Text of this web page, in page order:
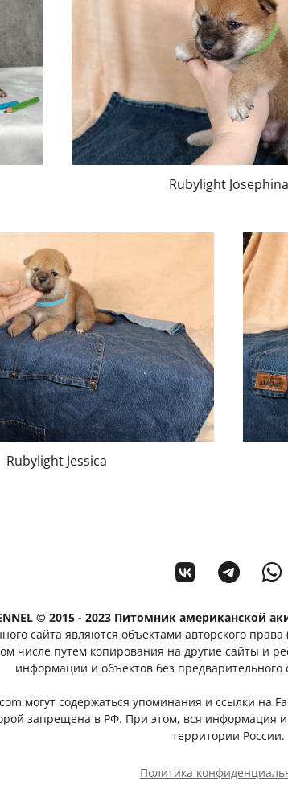
Rubylight Josephina
Rubylight Jessica
© 2015 - 2023 Питомник американской
сайта являются объектами авторского
числе путем копирования на другие сайты и
информации и объектов без предварительного
могут содержаться упоминания и ссылки на
запрещена в РФ. При этом, вся информация
территории России.
Политика